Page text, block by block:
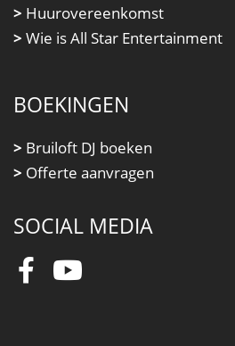
> Huurovereenkomst
> Wie is All Star Entertainment
BOEKINGEN
> Bruiloft DJ boeken
> Offerte aanvragen
SOCIAL MEDIA